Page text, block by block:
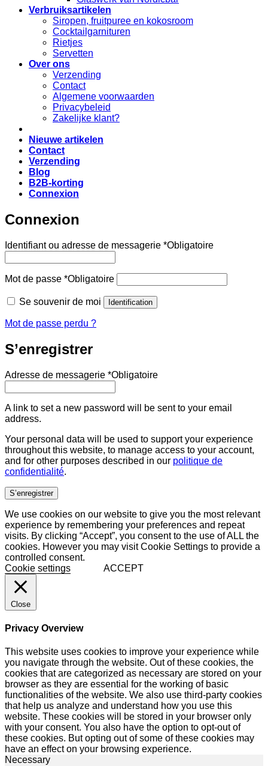
Verbruiksartikelen
Siropen, fruitpuree en kokosroom
Cocktailgarnituren
Rietjes
Servetten
Over ons
Verzending
Contact
Algemene voorwaarden
Privacybeleid
Zakelijke klant?
Nieuwe artikelen
Contact
Verzending
Blog
B2B-korting
Connexion
Connexion
Identifiant ou adresse de messagerie *Obligatoire
Mot de passe *Obligatoire
Se souvenir de moi Identification
Mot de passe perdu ?
S’enregistrer
Adresse de messagerie *Obligatoire
A link to set a new password will be sent to your email
address.
Your personal data will be used to support your experience
throughout this website, to manage access to your account,
and for other purposes described in our politique de
confidentialité.
S’enregistrer
We use cookies on our website to give you the most relevant
experience by remembering your preferences and repeat
visits. By clicking “Accept”, you consent to the use of ALL the
cookies. However you may visit Cookie Settings to provide a
controlled consent.
Cookie settings
ACCEPT
Close
Privacy Overview
This website uses cookies to improve your experience while
you navigate through the website. Out of these cookies, the
cookies that are categorized as necessary are stored on your
browser as they are essential for the working of basic
functionalities of the website. We also use third-party cookies
that help us analyze and understand how you use this
website. These cookies will be stored in your browser only
with your consent. You also have the option to opt-out of
these cookies. But opting out of some of these cookies may
have an effect on your browsing experience.
Necessary